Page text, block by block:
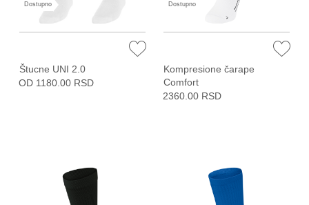
Dostupno
Štucne UNI 2.0
OD 1180.00 RSD
Dostupno
Kompresione čarape
Comfort
2360.00 RSD